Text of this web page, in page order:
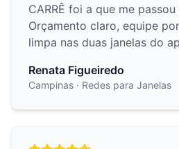
CARRÊ foi a que me
Orçamento claro, equipe
limpa nas duas janelas do
Renata Figueiredo
Campinas · Redes para Janelas